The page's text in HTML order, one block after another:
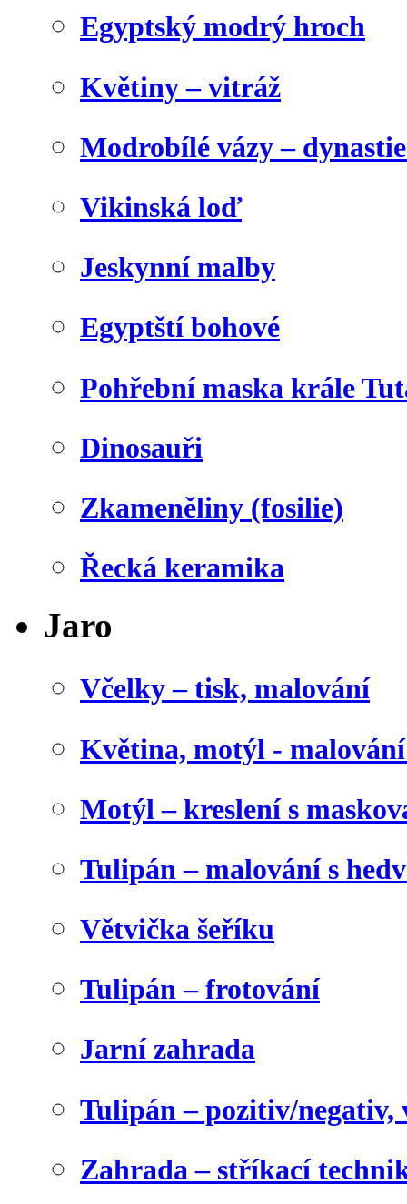
Egyptský modrý hroch
Květiny – vitráž
Modrobílé vázy –
Vikinská loď
Jeskynní malby
Egyptští bohové
Pohřební maska krále
Dinosauři
Zkameněliny (fosilie)
Řecká keramika
Jaro
Včelky – tisk, malování
Květina, motýl -
Motýl – kreslení s
Tulipán – malování s
Větvička šeříku
Tulipán – frotování
Jarní zahrada
Tulipán – pozitiv/negativ,
Zahrada – stříkací